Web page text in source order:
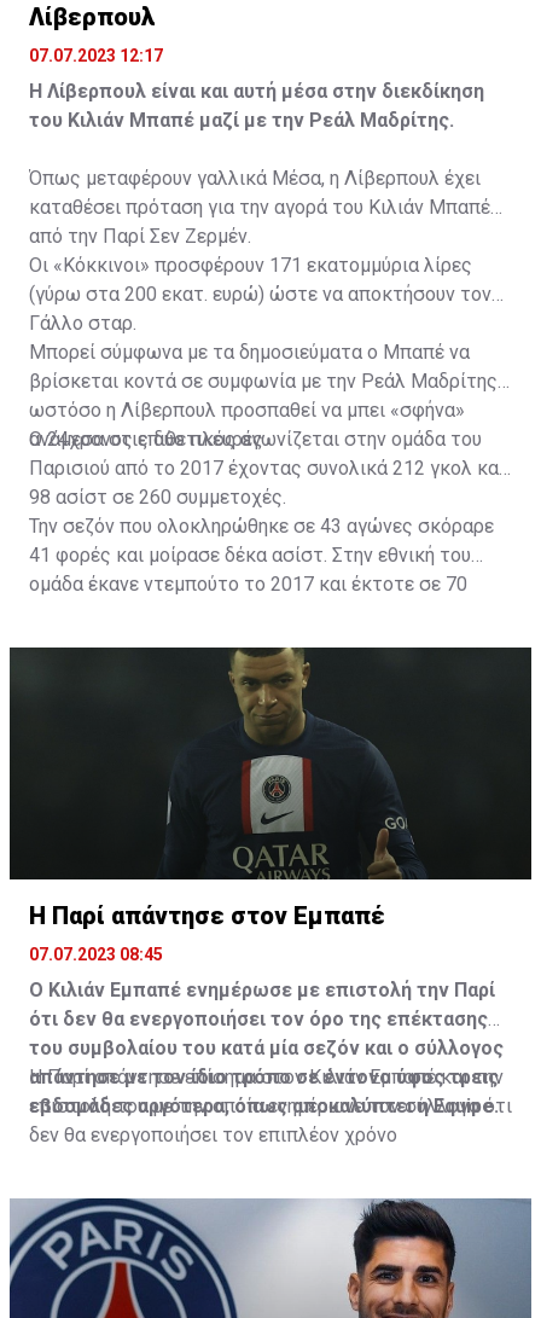
Λίβερπουλ
07.07.2023 12:17
Η Λίβερπουλ είναι και αυτή μέσα στην διεκδίκηση
του Κιλιάν Μπαπέ μαζί με την Ρεάλ Μαδρίτης.
Όπως μεταφέρουν γαλλικά Μέσα, η Λίβερπουλ έχει
καταθέσει πρόταση για την αγορά του Κιλιάν Μπαπέ
από την Παρί Σεν Ζερμέν.
Οι «Κόκκινοι» προσφέρουν 171 εκατομμύρια λίρες
(γύρω στα 200 εκατ. ευρώ) ώστε να αποκτήσουν τον
Γάλλο σταρ.
Μπορεί σύμφωνα με τα δημοσιεύματα ο Μπαπέ να
βρίσκεται κοντά σε συμφωνία με την Ρεάλ Μαδρίτης
ωστόσο η Λίβερπουλ προσπαθεί να μπει «σφήνα»
ανάμεσα στις δύο πλευρές.
Ο 24χρονος επιθετικός αγωνίζεται στην ομάδα του
Παρισιού από το 2017 έχοντας συνολικά 212 γκολ και
98 ασίστ σε 260 συμμετοχές.
Την σεζόν που ολοκληρώθηκε σε 43 αγώνες σκόραρε
41 φορές και μοίρασε δέκα ασίστ. Στην εθνική του
ομάδα έκανε ντεμπούτο το 2017 και έκτοτε σε 70
Η Παρί απάντησε στον Εμπαπέ
07.07.2023 08:45
Ο Κιλιάν Εμπαπέ ενημέρωσε με επιστολή την Παρί
ότι δεν θα ενεργοποιήσει τον όρο της επέκτασης
του συμβολαίου του κατά μία σεζόν και ο σύλλογος
απάντησε με τον ίδιο τρόπο σε έντονο ύφος τρεις
εβδομάδες αργότερα, όπως αποκαλύπτει η Equipe.
Η Παρί απάντησε επίσημα στον Κιλιάν Εμπαπέ και την
επιστολή του με την οποία ενημέρωνε τον σύλλογο ότι
δεν θα ενεργοποιήσει τον επιπλέον χρόνο
Η Equipe αναφέρει σε ρεπορτάζ της Πέμπτης ότι οι
πρωταθλητές Γαλλίας απάντησαν με τον ίδιο τρόπο,
δηλαδή με επιστολή, αλλά τρεις εβδομάδες αργότερα.